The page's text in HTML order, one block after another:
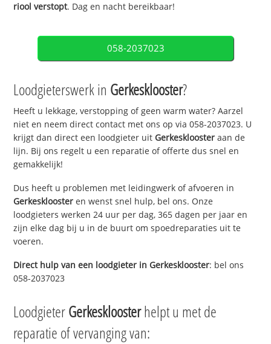
riool verstopt. Dag en nacht bereikbaar!
058-2037023
Loodgieterswerk in Gerkesklooster?
Heeft u lekkage, verstopping of geen warm water? Aarzel
niet en neem direct contact met ons op via 058-2037023. U
krijgt dan direct een loodgieter uit Gerkesklooster aan de
lijn. Bij ons regelt u een reparatie of offerte dus snel en
gemakkelijk!
Dus heeft u problemen met leidingwerk of afvoeren in
Gerkesklooster en wenst snel hulp, bel ons. Onze
loodgieters werken 24 uur per dag, 365 dagen per jaar en
zijn elke dag bij u in de buurt om spoedreparaties uit te
voeren.
Direct hulp van een loodgieter in Gerkesklooster: bel ons
058-2037023
LoodgieterGerkeskloosterhelpt u met de
reparatie of vervanging van: